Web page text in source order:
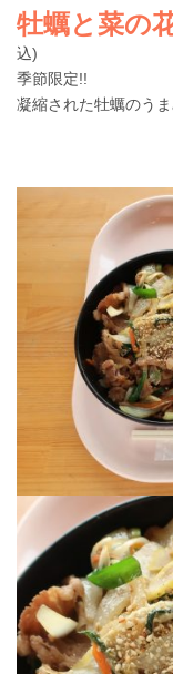
牡蠣と菜の
込)
季節限定!!
凝縮された牡蠣のう